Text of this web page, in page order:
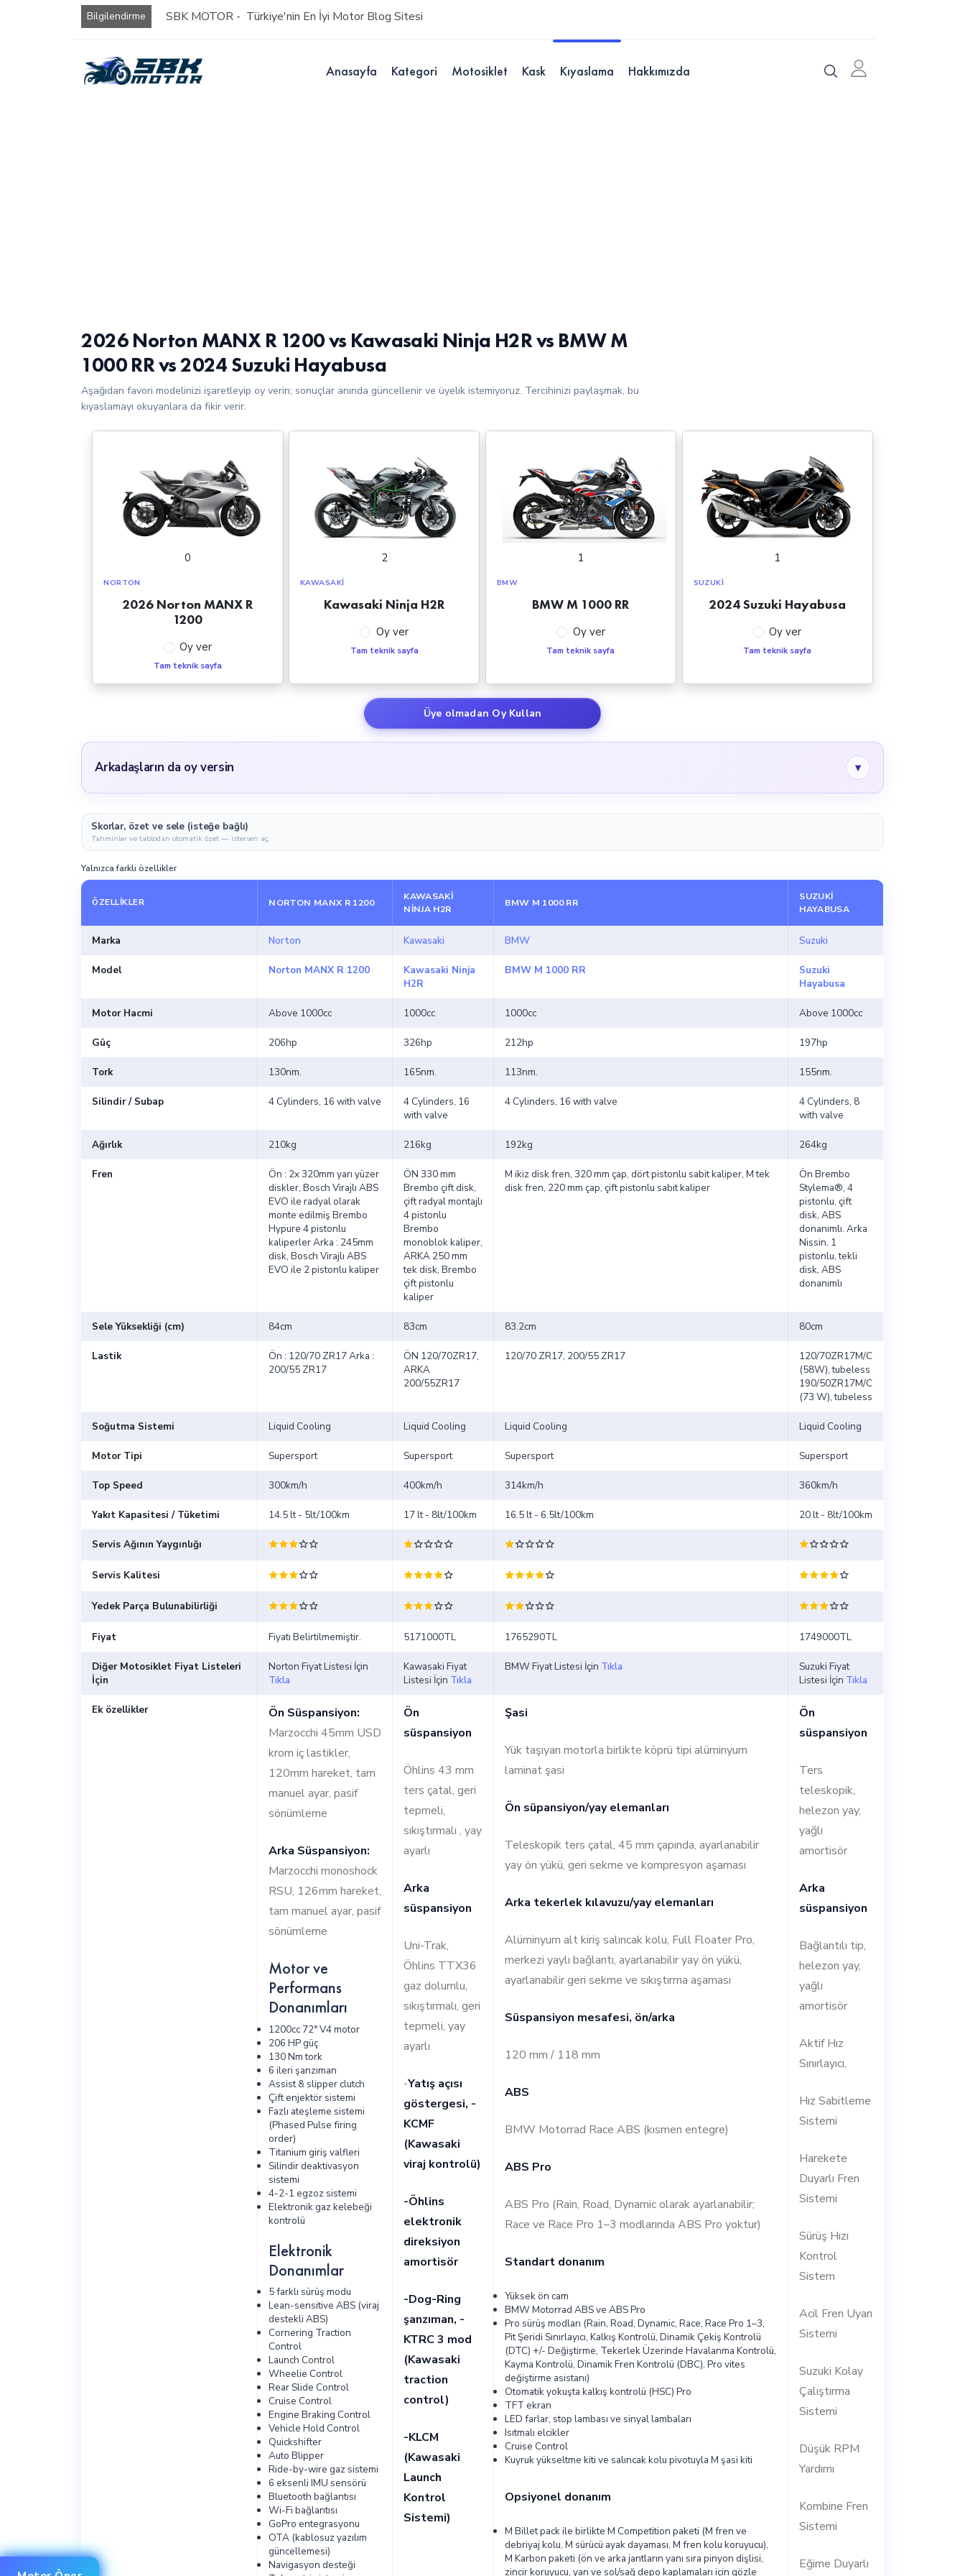
Bilgilendirme SBK MOTOR - Türkiye'nin En İyi Motor Blog Sitesi
Anasayfa Kategori Motosiklet Kask Kıyaslama Hakkımızda
2026 Norton MANX R 1200 vs Kawasaki Ninja H2R vs BMW M
1000 RR vs 2024 Suzuki Hayabusa
Aşağıdan favori modelinizi işaretleyip oy verin; sonuçlar anında güncellenir ve üyelik istemiyoruz. Tercihinizi paylaşmak, bu
kıyaslamayı okuyanlara da fikir verir.
0
NORTON
2026 Norton MANX R
1200
Oy ver
Tam teknik sayfa
2
KAWASAKI
Kawasaki Ninja H2R
Oy ver
Tam teknik sayfa
1
BMW
BMW M 1000 RR
Oy ver
Tam teknik sayfa
1
SUZUKI
2024 Suzuki Hayabusa
Oy ver
Tam teknik sayfa
Üye olmadan Oy Kullan
Arkadaşların da oy versin ▾
Skorlar, özet ve sele (isteğe bağlı)
Tahminler ve tablodan otomatik özet — istersen aç.
Yalnızca farklı özellikler
ÖZELLIKLER NORTON MANX R 1200
KAWASAKI
NINJA H2R
BMW M 1000 RR
SUZUKI
HAYABUSA
Marka Norton Kawasaki BMW Suzuki
Model Norton MANX R 1200
Kawasaki Ninja
H2R
BMW M 1000 RR
Suzuki
Hayabusa
Motor Hacmi Above 1000cc 1000cc 1000cc Above 1000cc
Güç 206hp 326hp 212hp 197hp
Tork 130nm. 165nm. 113nm. 155nm.
Silindir / Subap 4 Cylinders, 16 with valve
4 Cylinders, 16
with valve
4 Cylinders, 16 with valve
4 Cylinders, 8
with valve
Ağırlık 210kg 216kg 192kg 264kg
Fren
Ön : 2x 320mm yarı yüzer
diskler, Bosch Virajlı ABS
EVO ile radyal olarak
monte edilmiş Brembo
Hypure 4 pistonlu
kaliperler Arka : 245mm
disk, Bosch Virajlı ABS
EVO ile 2 pistonlu kaliper
ÖN 330 mm
Brembo çift disk,
çift radyal montajlı
4 pistonlu
Brembo
monoblok kaliper,
ARKA 250 mm
tek disk, Brembo
çift pistonlu
kaliper
M ikiz disk fren, 320 mm çap, dört pistonlu sabit kaliper, M tek
disk fren, 220 mm çap, çift pistonlu sabit kaliper
Ön Brembo
Stylema®, 4
pistonlu, çift
disk, ABS
donanımlı. Arka
Nissin, 1
pistonlu, tekli
disk, ABS
donanımlı
Sele Yüksekliği (cm) 84cm 83cm 83.2cm 80cm
Lastik
Ön : 120/70 ZR17 Arka :
200/55 ZR17
ÖN 120/70ZR17,
ARKA
200/55ZR17
120/70 ZR17, 200/55 ZR17
120/70ZR17M/C
(58W), tubeless
190/50ZR17M/C
(73 W), tubeless
Soğutma Sistemi Liquid Cooling Liquid Cooling Liquid Cooling Liquid Cooling
Motor Tipi Supersport Supersport Supersport Supersport
Top Speed 300km/h 400km/h 314km/h 360km/h
Yakıt Kapasitesi / Tüketimi 14.5 lt - 5lt/100km 17 lt - 8lt/100km 16.5 lt - 6.5lt/100km 20 lt - 8lt/100km
Servis Ağının Yaygınlığı
Servis Kalitesi
Yedek Parça Bulunabilirliği
Fiyat Fiyatı Belirtilmemiştir. 5171000TL 1765290TL 1749000TL
Diğer Motosiklet Fiyat Listeleri
İçin
Norton Fiyat Listesi İçin
Tıkla
Kawasaki Fiyat
Listesi İçin Tıkla
BMW Fiyat Listesi İçin Tıkla
Suzuki Fiyat
Listesi İçin Tıkla
Ek özellikler
Ön Süspansiyon:
Marzocchi 45mm USD
krom iç lastikler,
120mm hareket, tam
manuel ayar, pasif
sönümleme
Arka Süspansiyon:
Marzocchi monoshock
RSU, 126mm hareket,
tam manuel ayar, pasif
sönümleme
Motor ve
Performans
Donanımları
1200cc 72° V4 motor
206 HP güç
130 Nm tork
6 ileri şanzıman
Assist & slipper clutch
Çift enjektör sistemi
Fazlı ateşleme sistemi
(Phased Pulse firing
order)
Titanium giriş valfleri
Silindir deaktivasyon
sistemi
4-2-1 egzoz sistemi
Elektronik gaz kelebeği
kontrolü
Elektronik
Donanımlar
5 farklı sürüş modu
Lean-sensitive ABS (viraj
destekli ABS)
Cornering Traction
Control
Launch Control
Wheelie Control
Rear Slide Control
Cruise Control
Engine Braking Control
Vehicle Hold Control
Quickshifter
Auto Blipper
Ride-by-wire gaz sistemi
6 eksenli IMU sensörü
Bluetooth bağlantısı
Wi-Fi bağlantısı
GoPro entegrasyonu
OTA (kablosuz yazılım
güncellemesi)
Navigasyon desteği
Ön
süspansiyon
Öhlins 43 mm
ters çatal, geri
tepmeli,
sıkıştırmalı , yay
ayarlı
Arka
süspansiyon
Uni-Trak,
Öhlins TTX36
gaz dolumlu,
sıkıştırmalı, geri
tepmeli, yay
ayarlı
-Yatış açısı
göstergesi, -
KCMF
(Kawasaki
viraj kontrolü)
-Öhlins
elektronik
direksiyon
amortisör
-Dog-Ring
şanzıman, -
KTRC 3 mod
(Kawasaki
traction
control)
-KLCM
(Kawasaki
Launch
Kontrol
Sistemi)
Şasi
Yük taşıyan motorla birlikte köprü tipi alüminyum
laminat şasi
Ön süpansiyon/yay elemanları
Teleskopik ters çatal, 45 mm çapında, ayarlanabilir
yay ön yükü, geri sekme ve kompresyon aşaması
Arka tekerlek kılavuzu/yay elemanları
Alüminyum alt kiriş salıncak kolu, Full Floater Pro,
merkezi yaylı bağlantı, ayarlanabilir yay ön yükü,
ayarlanabilir geri sekme ve sıkıştırma aşaması
Süspansiyon mesafesi, ön/arka
120 mm / 118 mm
ABS
BMW Motorrad Race ABS (kısmen entegre)
ABS Pro
ABS Pro (Rain, Road, Dynamic olarak ayarlanabilir;
Race ve Race Pro 1–3 modlarında ABS Pro yoktur)
Standart donanım
Yüksek ön cam
BMW Motorrad ABS ve ABS Pro
Pro sürüş modları (Rain, Road, Dynamic, Race, Race Pro 1–3,
Pit Şeridi Sınırlayıcı, Kalkış Kontrolü, Dinamik Çekiş Kontrolü
(DTC) +/- Değiştirme, Tekerlek Üzerinde Havalanma Kontrolü,
Kayma Kontrolü, Dinamik Fren Kontrolü (DBC), Pro vites
değiştirme asistanı)
Otomatik yokuşta kalkış kontrolü (HSC) Pro
TFT ekran
LED farlar, stop lambası ve sinyal lambaları
Isıtmalı elcikler
Cruise Control
Kuyruk yükseltme kiti ve salıncak kolu pivotuyla M şasi kiti
Opsiyonel donanım
M Billet pack ile birlikte M Competition paketi (M fren ve
debriyaj kolu, M sürücü ayak dayaması, M fren kolu koruyucu),
M Karbon paketi (ön ve arka jantların yanı sıra pinyon dişlisi,
zincir koruyucu, yan ve sol/sağ depo kaplamaları için gözle
Ön
süspansiyon
Ters
teleskopik,
helezon yay,
yağlı
amortisör
Arka
süspansiyon
Bağlantılı tip,
helezon yay,
yağlı
amortisör
Aktif Hız
Sınırlayıcı,
Hız Sabitleme
Sistemi
Harekete
Duyarlı Fren
Sistemi
Sürüş Hızı
Kontrol
Sistem
Acil Fren Uyarı
Sistemi
Suzuki Kolay
Çalıştırma
Sistemi
Düşük RPM
Yardımı
Kombine Fren
Sistemi
Eğime Duyarlı